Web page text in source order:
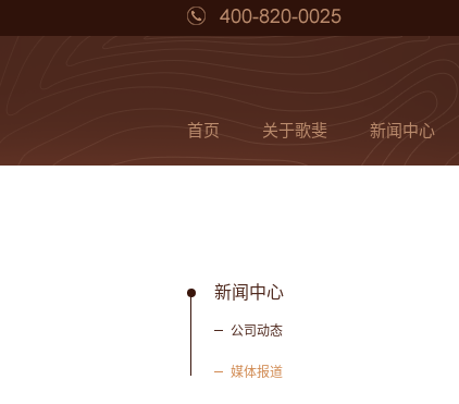
首页 关于歌斐 新闻中心
新闻中心
公司动态
媒体报道